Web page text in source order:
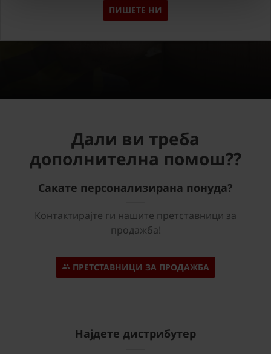
ПИШЕТЕ НИ
Дали ви треба
дополнителна помош??
Сакате персонализирана понуда?
Контактирајте ги нашите претставници за
продажба!
ПРЕТСТАВНИЦИ ЗА ПРОДАЖБА
Најдете дистрибутер